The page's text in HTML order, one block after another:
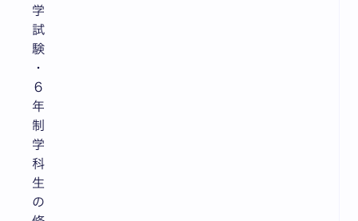
学
試
験
・
６
年
制
学
科
生
の